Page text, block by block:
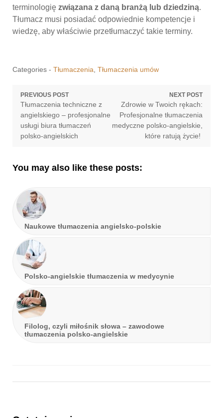
terminologię związana z daną branżą lub dziedziną.
Tłumacz musi posiadać odpowiednie kompetencje i
wiedzę, aby właściwie przetłumaczyć takie terminy.
Categories - Tłumaczenia Tłumaczenia umów
Nawigacja
wpisu
PREVIOUS POST
Previous
post:
Tłumaczenia techniczne z
angielskiego – profesjonalne
usługi biura tłumaczeń
polsko-angielskich
NEXT POST
Next
post:
Zdrowie w Twoich rękach:
Profesjonalne tłumaczenia
medyczne polsko-angielskie,
które ratują życie!
You may also like these posts:
Naukowe tłumaczenia angielsko-polskie
Polsko-angielskie tłumaczenia w medycynie
Filolog, czyli miłośnik słowa – zawodowe
tłumaczenia polsko-angielskie